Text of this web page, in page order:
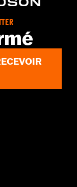
: 7” / HAUTEUR DE